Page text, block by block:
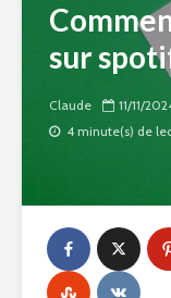
sur
Claude 11/11/
4 minute(s) de